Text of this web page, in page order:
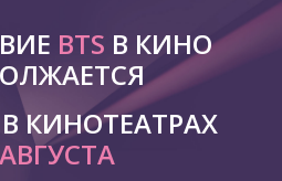
BTS В КИНО
КИНОТЕАТРАХ